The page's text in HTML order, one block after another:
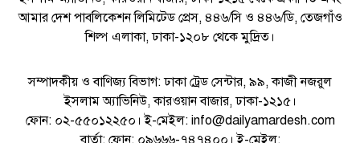
আমার দেশ পাবলিকেশন লিমিটেড প্রেস, ৪৪৬/সি ও ৪৪৬/ডি, তেজগাঁও
শিল্প এলাকা, ঢাকা-১২০৮ থেকে মুদ্রিত।
সম্পাদকীয় ও বাণিজ্য বিভাগ: ঢাকা ট্রেড সেন্টার, ৯৯, কাজী নজরুল
ইসলাম অ্যাভিনিউ, কারওয়ান বাজার, ঢাকা-১২১৫।
ফোন: ০২-৫৫০১২২৫০। ই-মেইল: info@dailyamardesh.com
বার্তা: ফোন: ০৯৬৬৬-৭৪৭৪০০। ই-মেইল: